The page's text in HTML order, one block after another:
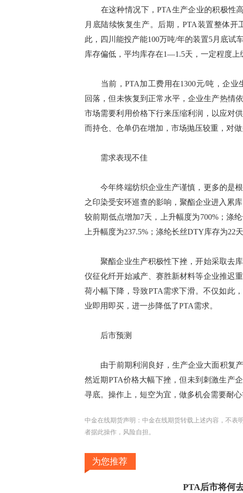
在这种情况下，PTA生产企业的积极性
月底陆续恢复生产。后期，PTA装置整体
此，四川能投产能100万吨/年的装置5月底试
库存偏低，平均库存在1—1.5天，一定程度上
当前，PTA加工费用在1300元/吨，企业
回落，但未恢复到正常水平，企业生产热情
市场需要利用价格下行来压缩利润，以应对
而持仓、仓单仍在增加，市场抛压较重，对做
需求表现不佳
今年终端纺织企业生产谨慎，更多的是根
之印染受安环巡查的影响，聚酯企业进入累
较前期低点增加7天，上升幅度为700%；涤
上升幅度为237.5%；涤纶长丝DTY库存为22
聚酯企业生产积极性下挫，开始采取去库
仪征化纤开始减产、赛胜新材料等企业推迟
荷小幅下降，导致PTA需求下滑。不仅如此
业即用即买，进一步降低了PTA需求。
后市预测
由于前期利润良好，生产企业大面积复产
然近期PTA价格大幅下挫，但未到刺激生产
寻底。操作上，短空为宜，做多机会需要耐心
中金在线期货声明：中金在线期货转载上述内容，不表
者据此操作，风险自担。
为您推荐
PTA后市将何